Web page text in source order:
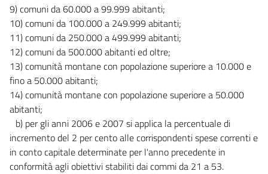
9) comuni da 60.000 a 99.999 abitanti;
10) comuni da 100.000 a 249.999 abitanti;
11) comuni da 250.000 a 499.999 abitanti;
12) comuni da 500.000 abitanti ed oltre;
13) comunità montane con popolazione superiore a 10.000 e
fino a 50.000 abitanti;
14) comunità montane con popolazione superiore a 50.000
abitanti;
b) per gli anni 2006 e 2007 si applica la percentuale di
incremento del 2 per cento alle corrispondenti spese correnti e
in conto capitale determinate per l'anno precedente in
conformità agli obiettivi stabiliti dai commi da 21 a 53.